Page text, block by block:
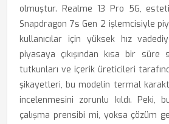
olmuştur. Realme 13 Pro 5G,
Snapdragon 7s Gen 2 işlemcisiyle
kullanıcılar için yüksek hız
piyasaya çıkışından kısa bir
tutkunları ve içerik üreticileri
şikayetleri, bu modelin termal
incelenmesini zorunlu kıldı. Peki,
çalışma prensibi mi, yoksa çözüm